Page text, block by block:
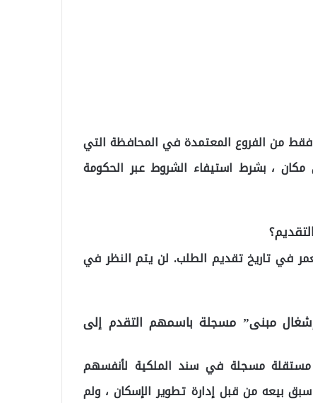
من الفروع المعتمدة في المحافظة التي
، بشرط استيفاء الشروط عبر الحكومة
في تاريخ تقديم الطلب. لن يتم النظر في
مبنى” مسجلة باسمهم التقدم إلى
مستقلة مسجلة في سند الملكية لأنفسهم
بيعه من قبل إدارة تطوير الإسكان ، ولم